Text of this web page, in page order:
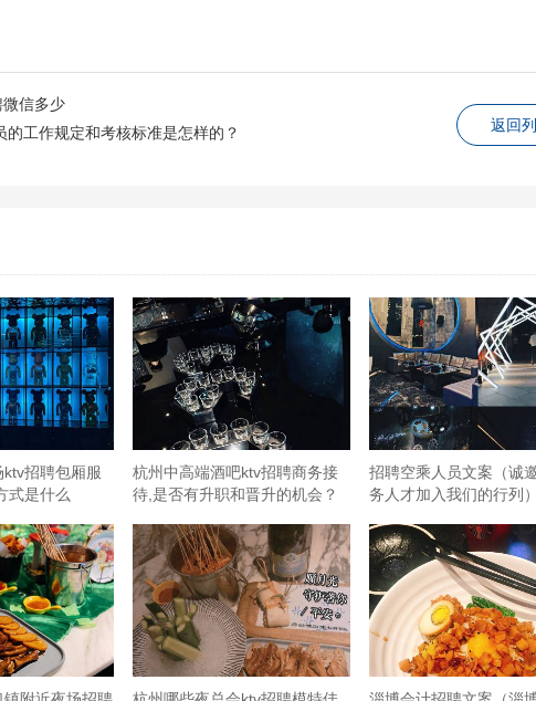
返回
信多少
工作规定和考核标准是怎样的？
招聘包厢服
式是什么
杭州中高端酒吧ktv招聘商务接
待,是否有升职和晋升的机会？
招聘空乘人员文案（诚
务人才加入我们的行列